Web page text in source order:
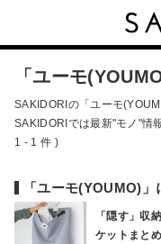
「ユーモ
SAKIDORIの「ユーモ
SAKIDORIでは最新"モノ"情
1 - 1 件 )
「ユーモ(YOUMO)
「隠す」収
ケットまとめ